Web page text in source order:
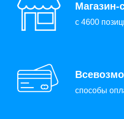
Магазин-
с 4600
способы